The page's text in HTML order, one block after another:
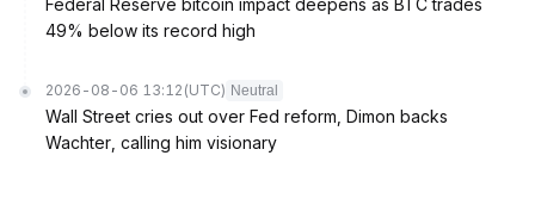
Federal Reserve bitcoin impact deepens as BTC trades
49% below its record high
2026-08-06 13:12 (UTC) Neutral
Wall Street cries out over Fed reform, Dimon backs
Wachter, calling him visionary